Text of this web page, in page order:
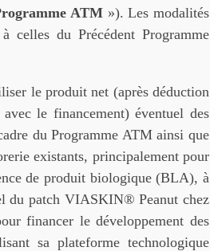
ATM »). Les modalités
celles du Précédent Programme
le produit net (après déduction
le financement) éventuel des
du Programme ATM ainsi que
existants, principalement pour
de produit biologique (BLA), à
du patch VIASKIN® Peanut chez
financer le développement des
sa plateforme technologique